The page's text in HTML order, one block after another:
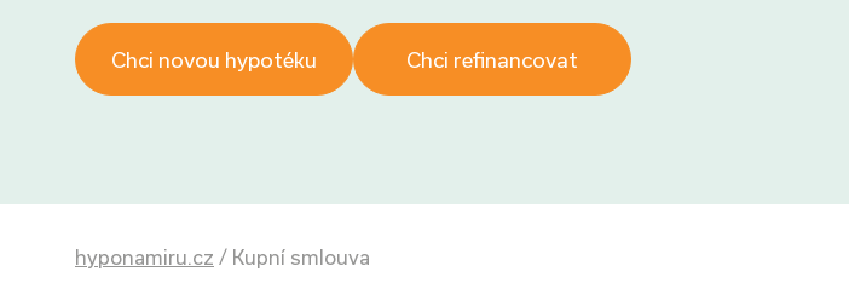
Chci novou hypotéku Chci refinancovat
hyponamiru.cz / Kupní smlouva